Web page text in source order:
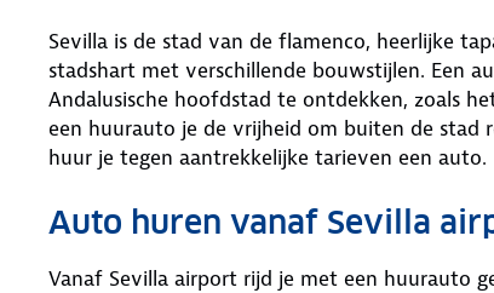
Sevilla is de stad van de flamenco, heerlijke
stadshart met verschillende bouwstijlen. Een
Andalusische hoofdstad te ontdekken, zoals
een huurauto je de vrijheid om buiten de stad
huur je tegen aantrekkelijke tarieven een auto.
Auto huren vanaf Sevilla
Vanaf Sevilla airport rijd je met een huurauto